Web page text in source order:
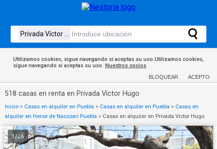
Utilizamos cookies, sigue navegando si aceptas su uso.Utilizamos cookies,
sigue navegando si aceptas su uso. Nuestros socios
BLOQUEAR ACEPTO
518 casas en renta en Privada Víctor Hugo
Inicio > Casas en alquiler en Puebla > Casas en alquiler en Puebla > Casas en
alquiler en Heroe de Nacozari Puebla > Casas en alquiler en Privada Víctor Hugo
1/26